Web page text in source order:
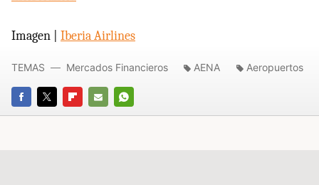
Imagen | Iberia Airlines
FACEBOOK
TWITTERFLIPBOARD
E-
WHATSAPP
TEMAS Mercados Financieros AENA Aeropuertos